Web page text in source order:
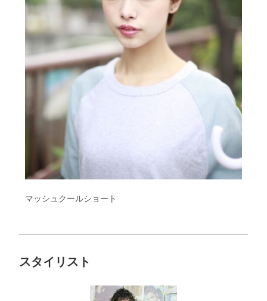
マッシュクールショート
スタイリスト